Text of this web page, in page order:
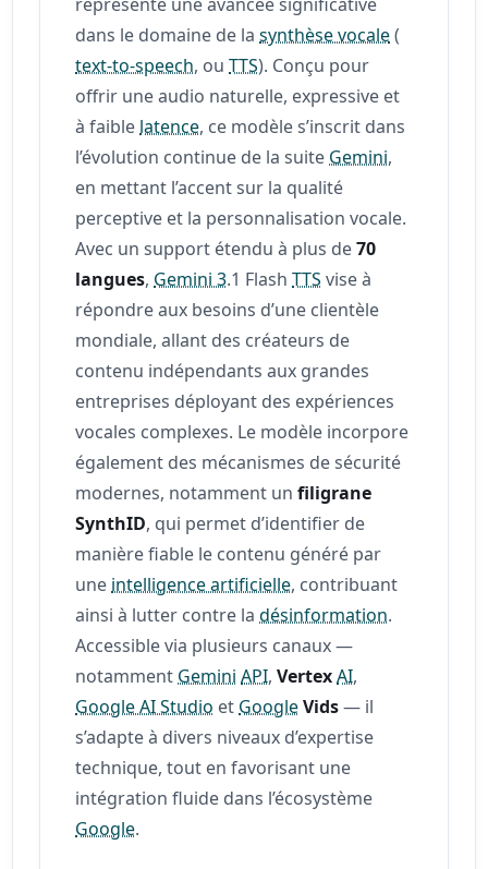
dans le domaine de lasynthèse vocale(
text-to-speech, ouTTS). Conçu pour
offrir une audio naturelle, expressive et
à faible latence, ce modèle s’inscrit dans
l’évolution continue de la suite Gemini,
en mettant l’accent sur la qualité
perceptive et la personnalisation vocale.
Avec un support étendu à plus de70
langues, Gemini 3.1 FlashTTS vise à
répondre aux besoins d’une clientèle
mondiale, allant des créateurs de
contenu indépendants aux grandes
entreprises déployant des expériences
vocales complexes. Le modèle incorpore
également des mécanismes de sécurité
modernes, notamment unfiligrane
SynthID, qui permet d’identifier de
manière fiable le contenu généré par
une intelligence artificielle, contribuant
ainsi à lutter contre ladésinformation.
Accessible via plusieurs canaux —
notamment Gemini API,VertexAI,
Google AI Studio et GoogleVids— il
s’adapte à divers niveaux d’expertise
technique, tout en favorisant une
intégration fluide dans l’écosystème
Google.